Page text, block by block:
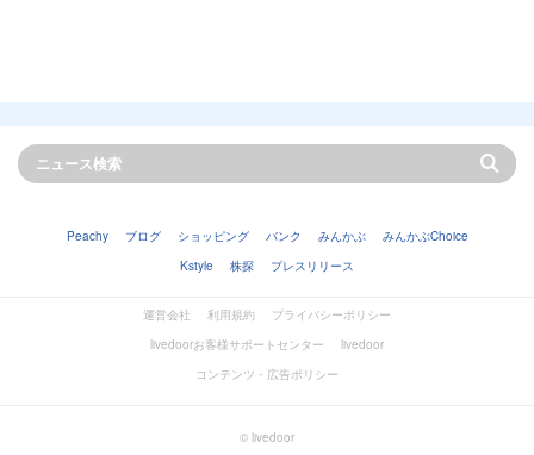
Peachy ブログ ショッピング バンク みんかぶ
みんかぶChoice
Kstyle
株探 プレスリリース
運営会社 利用規約
プライバシーポリシー
livedoorお客様サポートセンター
livedoor
コンテンツ・広告ポリシー
© livedoor